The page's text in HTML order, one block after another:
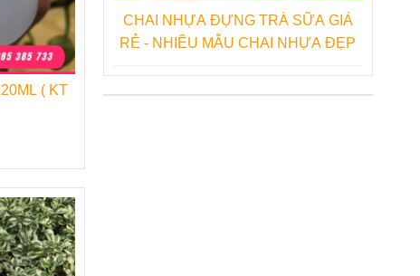
( KT
CHAI NHỰA ĐỰNG TRÀ SỮA GIÁ
RẺ - NHIỀU MẪU CHAI NHỰA ĐẸP